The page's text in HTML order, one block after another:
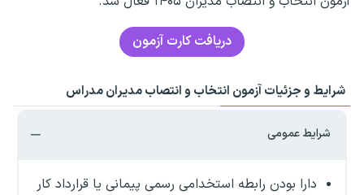
دریافت کارت آزمون
شرایط و جزئیات آزمون انتخاب و انتصاب مدیران مدراس
شرایط عمومی
دارا بودن رابطه استخدامی رسمی پیمانی یا قرارداد کار